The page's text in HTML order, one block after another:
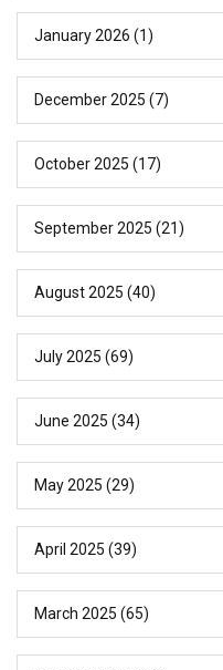
January 2026 (1)
December 2025 (7)
October 2025 (17)
September 2025 (21)
August 2025 (40)
July 2025 (69)
June 2025 (34)
May 2025 (29)
April 2025 (39)
March 2025 (65)